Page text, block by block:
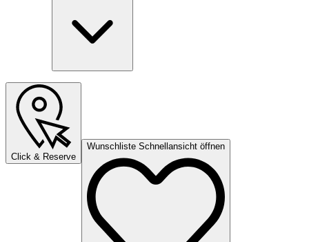
Click & Reserve
Wunschliste Schnellansicht öffnen